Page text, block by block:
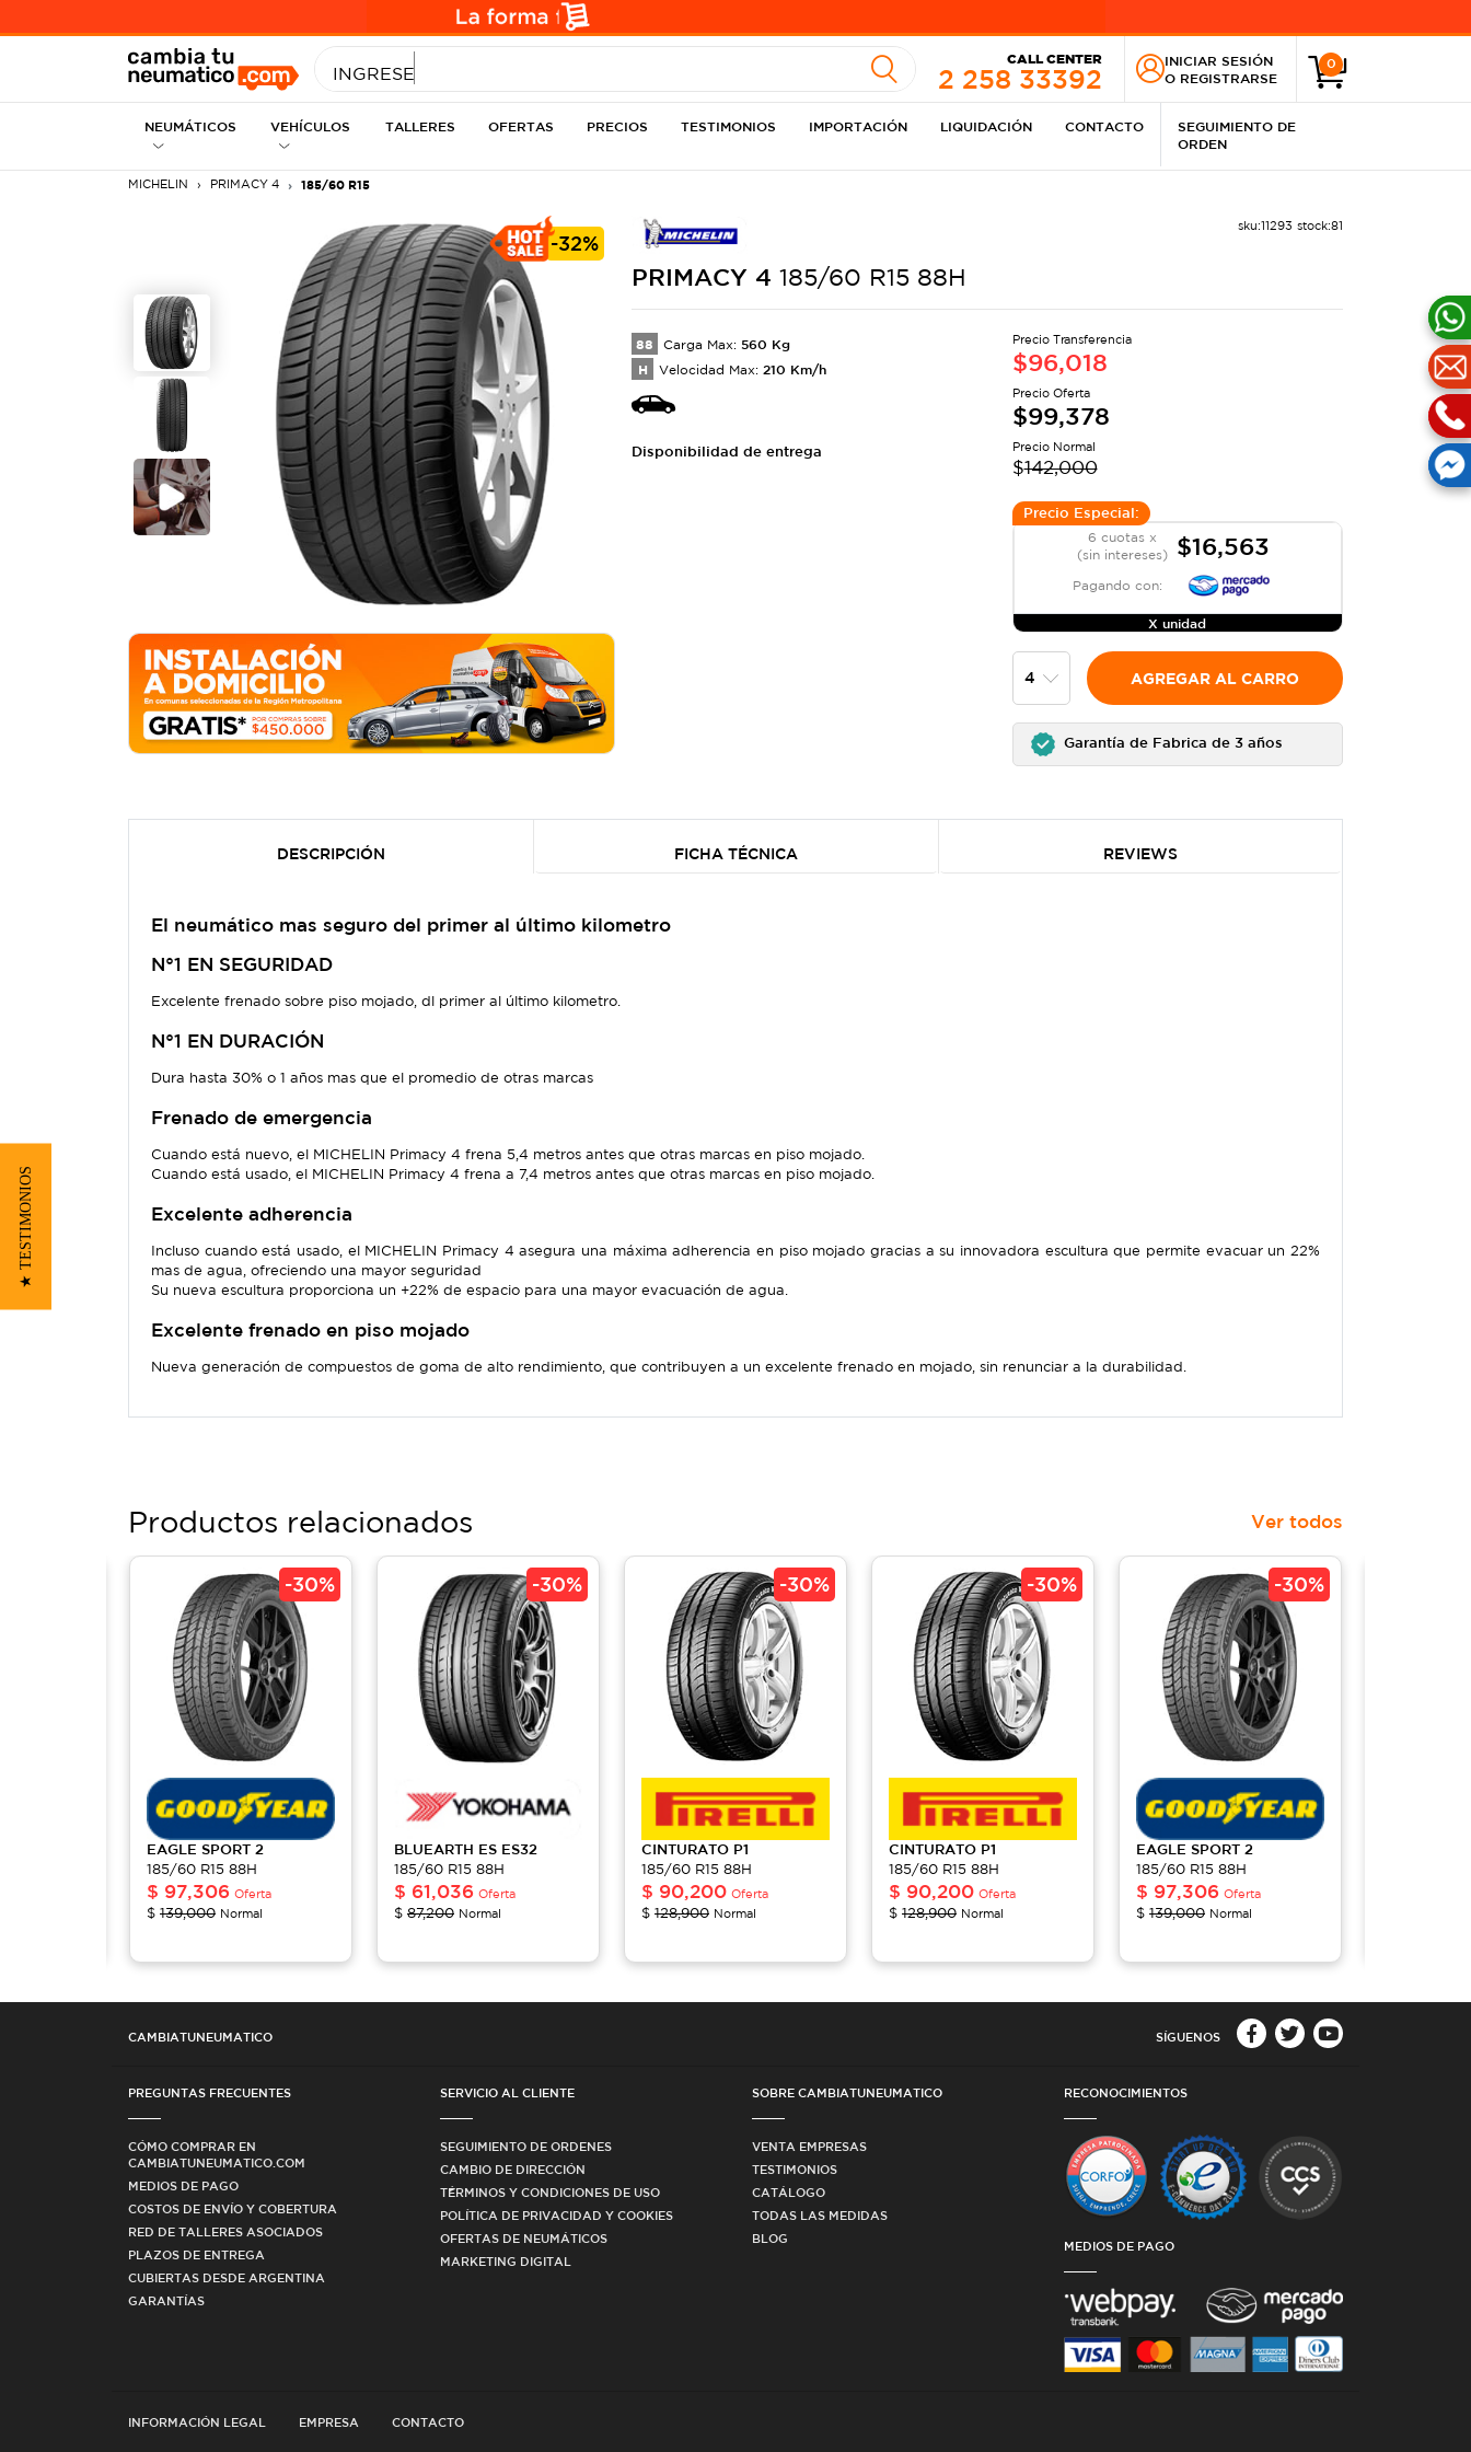
INGRESE MEDIDA
CALL CENTER
2 258 33392
INICIAR SESIÓN
O REGISTRARSE
0
NEUMÁTICOS VEHÍCULOS TALLERES OFERTAS PRECIOS TESTIMONIOS IMPORTACIÓN LIQUIDACIÓN CONTACTO
SEGUIMIENTO DE
ORDEN
MICHELIN PRIMACY 4 185/60 R15
-32%
sku:11293 stock:81
PRIMACY 4 185/60 R15 88H
88 Carga Max: 560 Kg
H Velocidad Max: 210 Km/h
Disponibilidad de entrega
Precio Transferencia
$96,018
Precio Oferta
$99,378
Precio Normal
$142,000
Precio Especial:
6 cuotas x
(sin intereses)
$16,563
Pagando con:
X unidad
AGREGAR AL CARRO
Garantía de Fabrica de 3 años
DESCRIPCIÓN FICHA TÉCNICA REVIEWS
El neumático mas seguro del primer al último kilometro
N°1 EN SEGURIDAD
Excelente frenado sobre piso mojado, dl primer al último kilometro.
N°1 EN DURACIÓN
Dura hasta 30% o 1 años mas que el promedio de otras marcas
Frenado de emergencia
Cuando está nuevo, el MICHELIN Primacy 4 frena 5,4 metros antes que otras marcas en piso mojado.
Cuando está usado, el MICHELIN Primacy 4 frena a 7,4 metros antes que otras marcas en piso mojado.
Excelente adherencia
Incluso cuando está usado, el MICHELIN Primacy 4 asegura una máxima adherencia en piso mojado gracias a su innovadora escultura que permite evacuar un 22%
mas de agua, ofreciendo una mayor seguridad
Su nueva escultura proporciona un +22% de espacio para una mayor evacuación de agua.
Excelente frenado en piso mojado
Nueva generación de compuestos de goma de alto rendimiento, que contribuyen a un excelente frenado en mojado, sin renunciar a la durabilidad.
Productos relacionados Ver todos
-30%
EAGLE SPORT 2
185/60 R15 88H
$ 97,306 Oferta
$ 139,000 Normal
-30%
BLUEARTH ES ES32
185/60 R15 88H
$ 61,036 Oferta
$ 87,200 Normal
-30%
CINTURATO P1
185/60 R15 88H
$ 90,200 Oferta
$ 128,900 Normal
-30%
CINTURATO P1
185/60 R15 88H
$ 90,200 Oferta
$ 128,900 Normal
-30%
EAGLE SPORT 2
185/60 R15 88H
$ 97,306 Oferta
$ 139,000 Normal
CAMBIATUNEUMATICO SÍGUENOS
PREGUNTAS FRECUENTES
CÓMO COMPRAR EN
CAMBIATUNEUMATICO.COM
MEDIOS DE PAGO
COSTOS DE ENVÍO Y COBERTURA
RED DE TALLERES ASOCIADOS
PLAZOS DE ENTREGA
CUBIERTAS DESDE ARGENTINA
GARANTÍAS
SERVICIO AL CLIENTE
SEGUIMIENTO DE ORDENES
CAMBIO DE DIRECCIÓN
TÉRMINOS Y CONDICIONES DE USO
POLÍTICA DE PRIVACIDAD Y COOKIES
OFERTAS DE NEUMÁTICOS
MARKETING DIGITAL
SOBRE CAMBIATUNEUMATICO
VENTA EMPRESAS
TESTIMONIOS
CATÁLOGO
TODAS LAS MEDIDAS
BLOG
RECONOCIMIENTOS
MEDIOS DE PAGO
INFORMACIÓN LEGAL EMPRESA CONTACTO
★ TESTIMONIOS